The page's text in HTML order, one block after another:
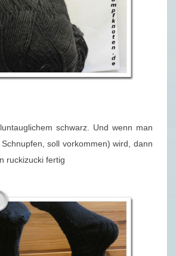
schwarz. Und wenn man
Schnupfen, soll vorkommen) wird, dann
ruckizucki fertig